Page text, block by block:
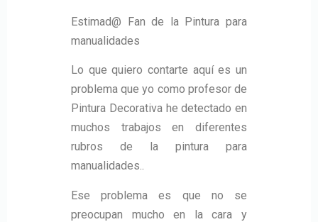
Estimad@ Fan de la Pintura para
manualidades
Lo que quiero contarte aquí es un
problema que yo como profesor de
Pintura Decorativa he detectado en
muchos trabajos en diferentes
rubros de la pintura para
manualidades..
Ese problema es que no se
preocupan mucho en la cara y